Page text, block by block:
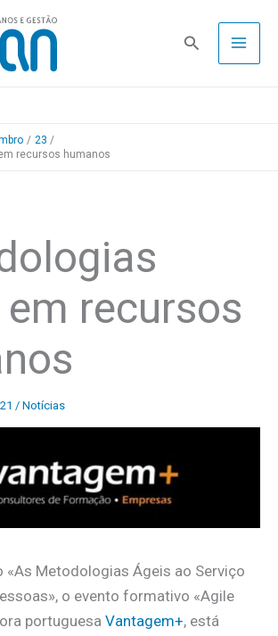
Pesquisa
23
recursos humanos
recursos
/ Notícias
«As Metodologias Ágeis ao Serviço
o evento formativo «Agile
portuguesa Vantagem+, está